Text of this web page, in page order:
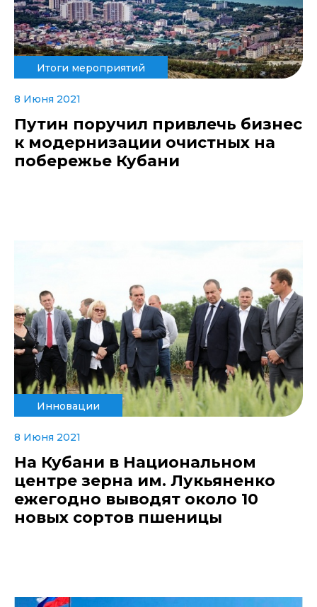
Итоги мероприятий
8 Июня 2021
Путин поручил привлечь бизнес
к модернизации очистных на
побережье Кубани
Инновации
8 Июня 2021
На Кубани в Национальном
центре зерна им. Лукьяненко
ежегодно выводят около 10
новых сортов пшеницы